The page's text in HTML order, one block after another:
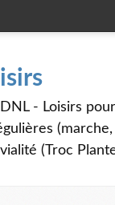
- Loisirs
(Troc